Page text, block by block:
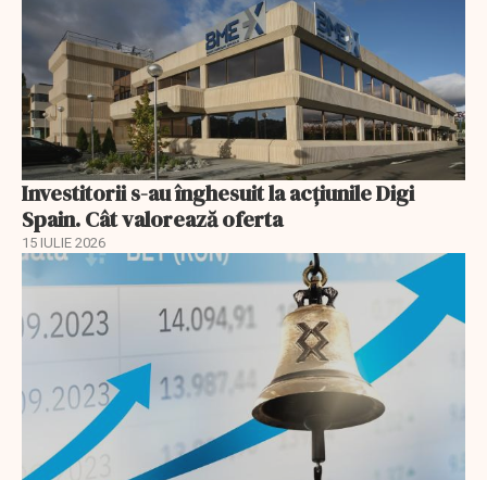
Investitorii s-au înghesuit la acțiunile Digi
Spain. Cât valorează oferta
15 IULIE 2026